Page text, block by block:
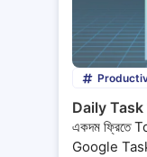
Daily Task
একদম ফ্রিতে
Google